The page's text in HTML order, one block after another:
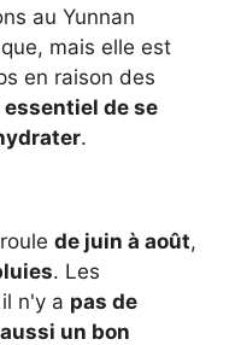
au Yunnan
mais elle est
en raison des
essentiel de se
.
de juin à août,
. Les
n'y a pas de
aussi un bon